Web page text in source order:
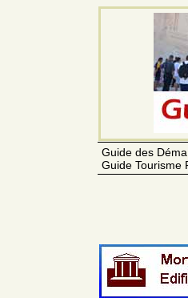
Guide des
Guide Tourisme